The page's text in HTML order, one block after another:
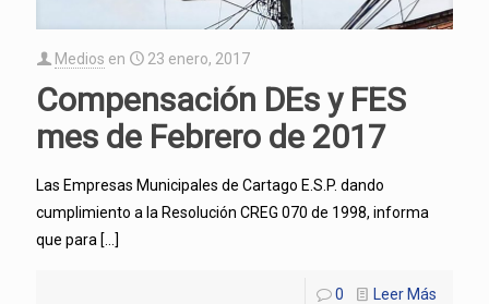
Medios en 23 enero, 2017
Compensación DEs y FES
mes de Febrero de 2017
Las Empresas Municipales de Cartago E.S.P. dando
cumplimiento a la Resolución CREG 070 de 1998, informa
que para […]
0 Leer Más